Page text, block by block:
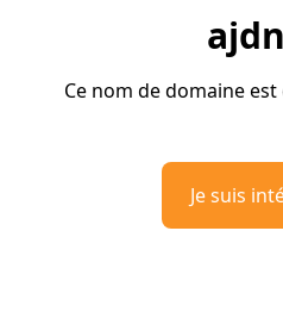
Ce nom de domaine
Je suis